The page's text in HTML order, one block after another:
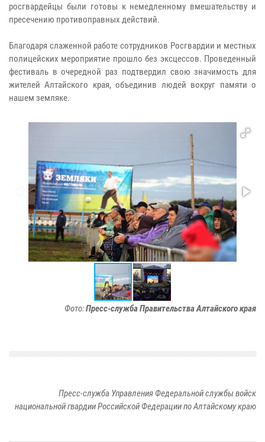
росгвардейцы были готовы к немедленному вмешательству и
пресечению противоправных действий.
Благодаря слаженной работе сотрудников Росгвардии и местных
полицейских мероприятие прошло без эксцессов. Проведенный
фестиваль в очередной раз подтвердил свою значимость для
жителей Алтайского края, объединив людей вокруг памяти о
нашем земляке.
Фото:Пресс-служба Правительства Алтайского края
Пресс-служба Управления Федеральной службы войск
национальной гвардии Российской Федерации по Алтайскому краю